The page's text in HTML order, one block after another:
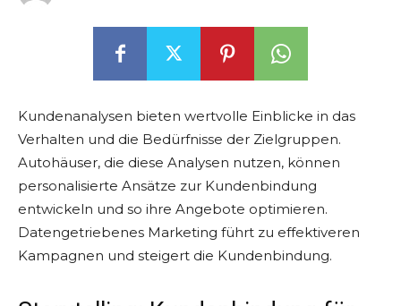
Kundenanalysen bieten wertvolle Einblicke in das
Verhalten und die Bedürfnisse der Zielgruppen.
Autohäuser, die diese Analysen nutzen, können
personalisierte Ansätze zur Kundenbindung
entwickeln und so ihre Angebote optimieren.
Datengetriebenes Marketing führt zu effektiveren
Kampagnen und steigert die Kundenbindung.